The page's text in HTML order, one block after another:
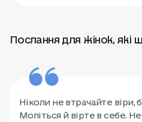
Послання для жінок, які
Ніколи не втрачайте віри,
Моліться й вірте в себе.